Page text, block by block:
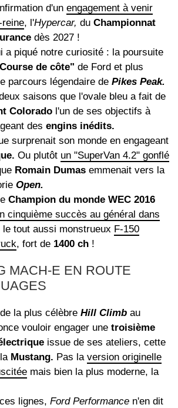
d'un engagement à venir
, l'Hypercar, du Championnat
dès 2027 !
a piqué notre curiosité : la poursuite
de côte" de Ford et plus
parcours légendaire de Pikes Peak.
saisons que l'ovale bleu a fait de
Colorado l'un de ses objectifs à
des engins inédits.
surprenait son monde en engageant
Ou plutôt un "SuperVan 4.2" gonflé
Romain Dumas emmenait vers la
Open.
Champion du monde WEC 2016
cinquième succès au général dans
le tout aussi monstrueux F-150
, fort de 1400 ch !
MACH-E EN ROUTE
la plus célèbre Hill Climb au
vouloir engager une troisième
issue de ses ateliers, cette
Mustang. Pas la version originelle
mais bien la plus moderne, la
lignes, Ford Performance n'en dit